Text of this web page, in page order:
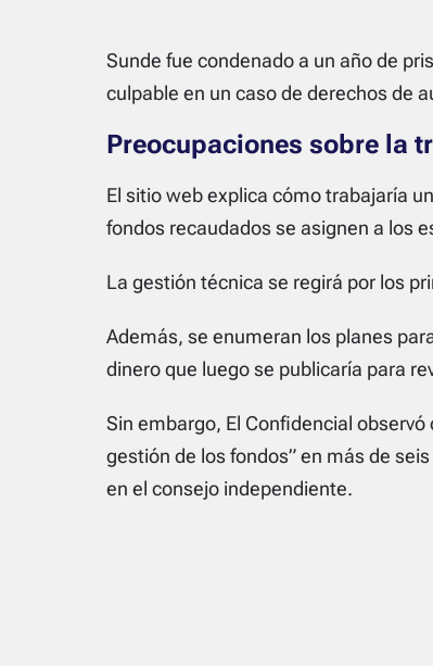
Sunde fue condenado a un año de
culpable en un caso de derechos de
Preocupaciones sobre la
El sitio web explica cómo trabajaría
fondos recaudados se asignen a los
La gestión técnica se regirá por los
Además, se enumeran los planes
dinero que luego se publicaría para
Sin embargo, El Confidencial
gestión de los fondos” en más de
en el consejo independiente.